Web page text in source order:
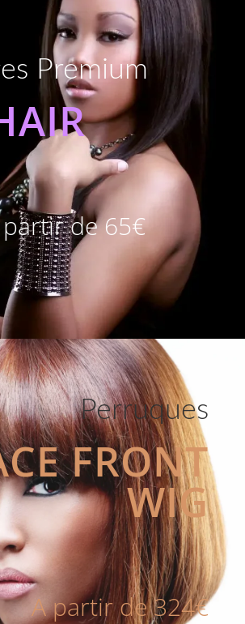
Premium
de 65€
Perruques
FRONT
WIG
A partir de 324€